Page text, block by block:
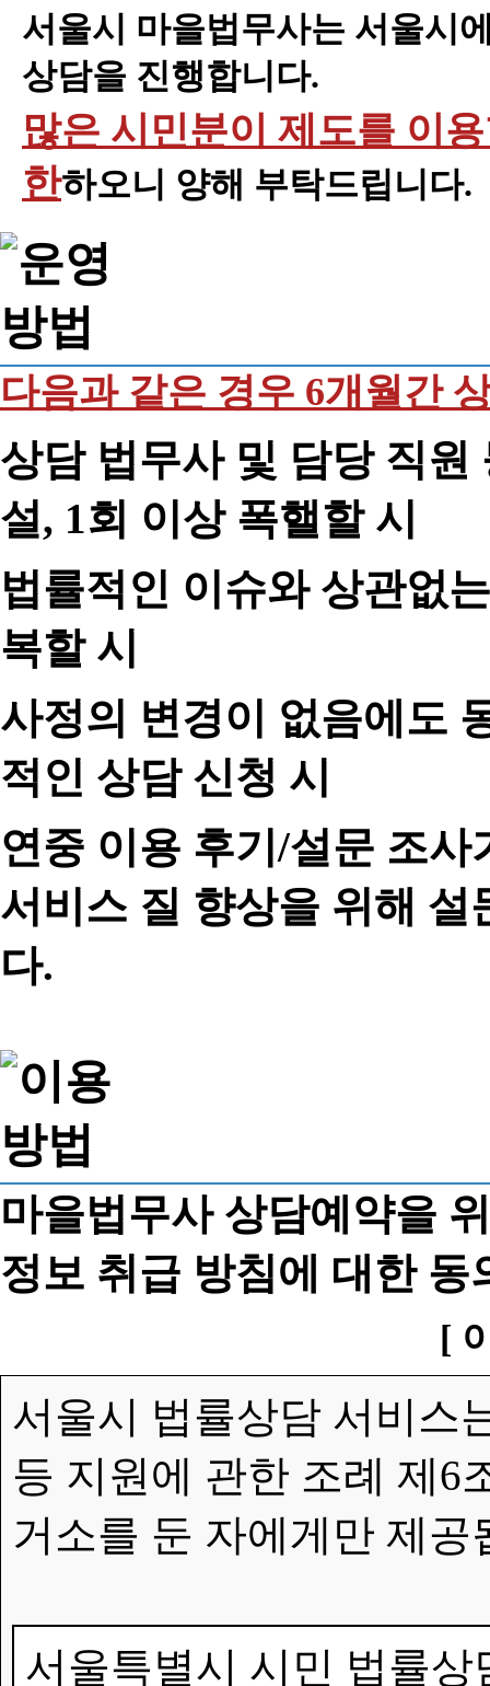
서울시 마을법무사는 서울시
상담을 진행합니다.
많은 시민분이 제도를 이
한하오니 양해 부탁드립니다.
다음과 같은 경우 6개월간
상담 법무사 및 담당 직원
설, 1회 이상 폭핼할 시
법률적인 이슈와 상관없
복할 시
사정의 변경이 없음에도
적인 상담 신청 시
연중 이용 후기/설문 조
서비스 질 향상을 위해
다.
마을법무사 상담예약을
정보 취급 방침에 대한 동
[
서울시 법률상담 서비스
등 지원에 관한 조례 제6
거소를 둔 자에게만 제공
서울특별시 시민 법률